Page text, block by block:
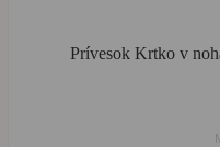
Prívesok Krtko v